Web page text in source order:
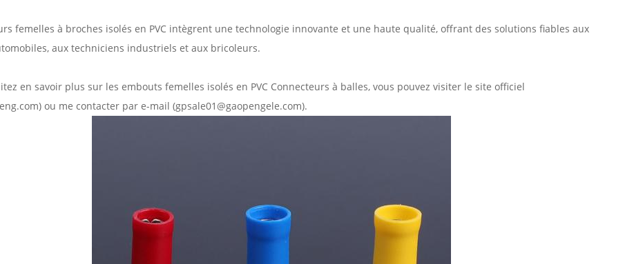
femelles à broches isolés en PVC intègrent une technologie innovante et une haute qualité, offrant des solutions fiables aux
aux techniciens industriels et aux bricoleurs.
en savoir plus sur les embouts femelles isolés en PVC Connecteurs à balles, vous pouvez visiter le site officiel
ou me contacter par e-mail (gpsale01@gaopengele.com).